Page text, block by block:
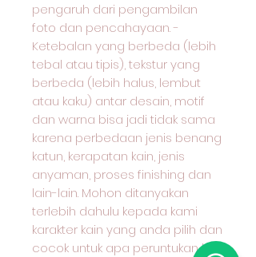
pengaruh dari pengambilan
foto dan pencahayaan. -
Ketebalan yang berbeda (lebih
tebal atau tipis), tekstur yang
berbeda (lebih halus, lembut
atau kaku) antar desain, motif
dan warna bisa jadi tidak sama
karena perbedaan jenis benang
katun, kerapatan kain, jenis
anyaman, proses finishing dan
lain-lain. Mohon ditanyakan
terlebih dahulu kepada kami
karakter kain yang anda pilih dan
cocok untuk apa peruntukan kain